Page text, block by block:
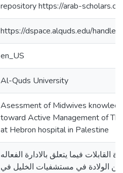
repository https://arab-
https://dspace.alquds.edu/
en_US
Al-Quds University
Asessment of Midwives
toward Active Management of
at Hebron hospital in Palestine
القابلات فيما يتعلق بالادارة الفعاله
من الولادة في مستشفيات الخليل في